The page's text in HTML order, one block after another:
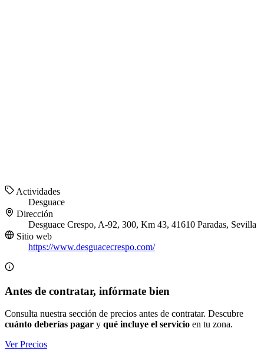
Actividades
Desguace
Dirección
Desguace Crespo, A-92, 300, Km 43, 41610 Paradas, Sevilla
Sitio web
https://www.desguacecrespo.com/
Antes de contratar, infórmate bien
Consulta nuestra sección de precios antes de contratar. Descubre
cuánto deberías pagar y qué incluye el servicio en tu zona.
Ver Precios